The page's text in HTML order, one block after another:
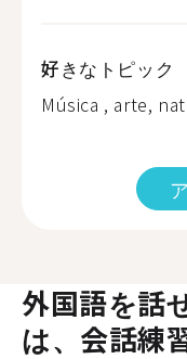
好きなトピック
Música , arte,
外国語を話
は、会話練